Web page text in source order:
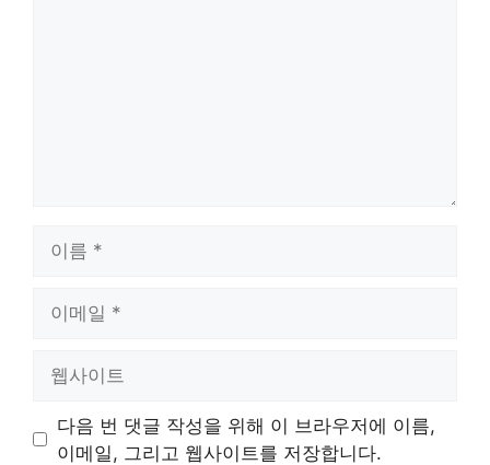
트
다음 번 댓글 작성을 위해 이 브라우저에 이름,
이메일, 그리고 웹사이트를 저장합니다.